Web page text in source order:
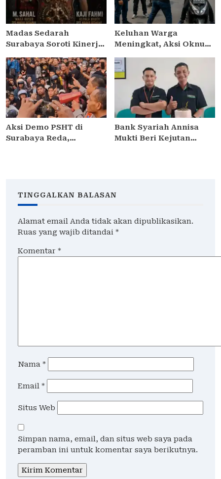
Madas Sedarah
Surabaya Soroti Kinerja
Minta Kapolres
Pelabuhan Tanjung
Perak Lakukan Evaluasi
Keluhan Warga
Meningkat, Aksi Oknum
Jakarta Timur Dinilai
Meresahkan
Pengendara
Aksi Demo PSHT di
Surabaya Reda,
Bank Syariah Annisa
Mukti Beri Kejutan
TINGGALKAN BALASAN
Alamat email Anda tidak akan dipublikasikan.
Ruas yang wajib ditandai *
Komentar *
Nama *
Email *
Situs Web
Simpan nama, email, dan situs web saya pada
peramban ini untuk komentar saya berikutnya.